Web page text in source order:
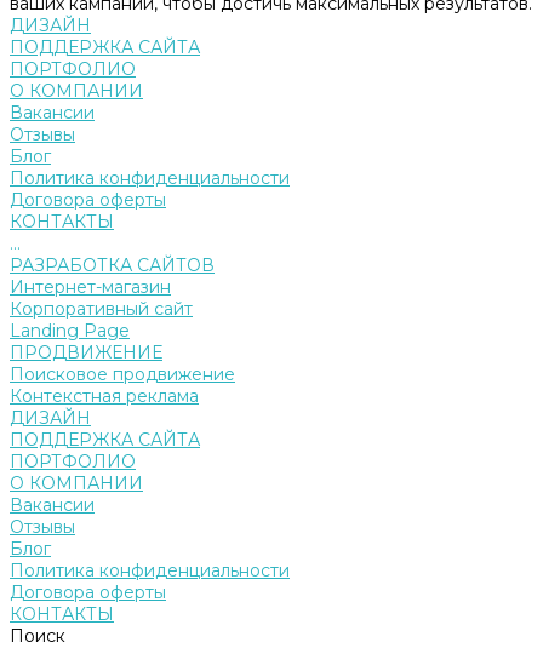
ДИЗАЙН
ПОДДЕРЖКА САЙТА
ПОРТФОЛИО
О КОМПАНИИ
Вакансии
Отзывы
Блог
Политика конфиденциальности
Договора оферты
КОНТАКТЫ
...
РАЗРАБОТКА САЙТОВ
Интернет-магазин
Корпоративный сайт
Landing Page
ПРОДВИЖЕНИЕ
Поисковое продвижение
Контекстная реклама
ДИЗАЙН
ПОДДЕРЖКА САЙТА
ПОРТФОЛИО
О КОМПАНИИ
Вакансии
Отзывы
Блог
Политика конфиденциальности
Договора оферты
КОНТАКТЫ
Поиск